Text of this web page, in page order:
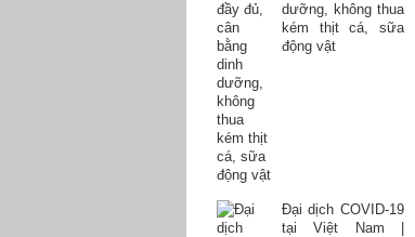
dưỡng, không thua
kém thịt cá, sữa
động vật
Đại dịch COVID-19
tại Việt Nam |